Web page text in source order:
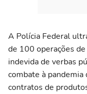
A Polícia Federal
de 100 operações
indevida de verbas
combate à
contratos de